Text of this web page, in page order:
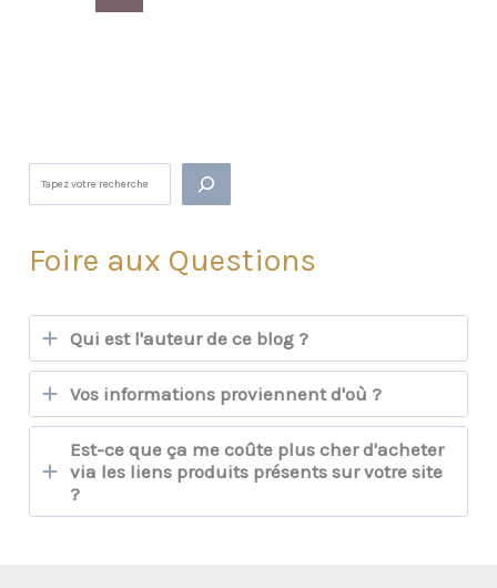
Prolonger
de
Votre
Outdoor
Foire aux Questions
Qui est l'auteur de ce blog ?
Vos informations proviennent d'où ?
Est-ce que ça me coûte plus cher d'acheter
via les liens produits présents sur votre site
?